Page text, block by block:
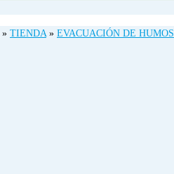
» TIENDA » EVACUACIÓN DE HUMOS